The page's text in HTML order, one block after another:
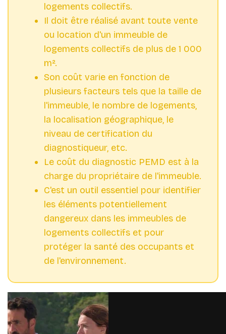
logements collectifs.
Il doit être réalisé avant toute vente
ou location d'un immeuble de
logements collectifs de plus de 1 000
m².
Son coût varie en fonction de
plusieurs facteurs tels que la taille de
l'immeuble, le nombre de logements,
la localisation géographique, le
niveau de certification du
diagnostiqueur, etc.
Le coût du diagnostic PEMD est à la
charge du propriétaire de l'immeuble.
C'est un outil essentiel pour identifier
les éléments potentiellement
dangereux dans les immeubles de
logements collectifs et pour
protéger la santé des occupants et
de l'environnement.